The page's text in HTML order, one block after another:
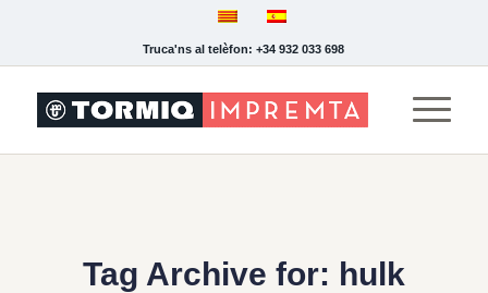
Truca'ns al telèfon: +34 932 033 698
Tag Archive for: hulk